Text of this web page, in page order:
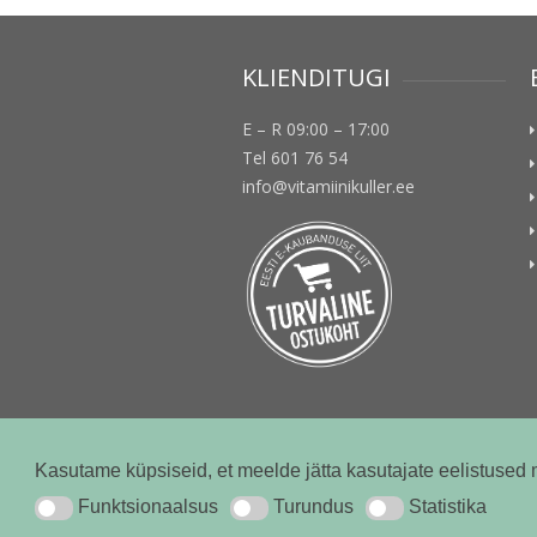
Kasutame küpsiseid, et meelde jätta kasutajate eelistused
Funktsionaalsus
Funktsionaalsus Turundus
Turundus StatistikaStatistika
KLIENDITUGI
E – R 09:00 – 17:00
Tel 601 76 54
info@vitamiinikuller.ee
© vitamiinikuller.ee 2018